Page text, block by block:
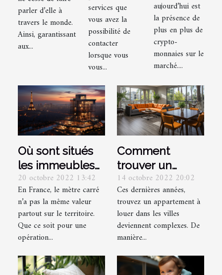
parler d’elle à
travers le monde.
Ainsi, garantissant
aux...
médical
appeler ?
services que
vous avez la
possibilité de
contacter
lorsque vous
vous...
aujourd’hui est
la présence de
plus en plus de
crypto-
monnaies sur le
marché....
Où sont situés
les immeubles
les plus chers
de France ?
20 octobre 2022 13:42
En France, le mètre carré
n’a pas la même valeur
partout sur le territoire.
Que ce soit pour une
opération...
Comment
trouver un
appartement à
louer ?
14 octobre 2022 20:02
Ces dernières années,
trouvez un appartement à
louer dans les villes
deviennent complexes. De
manière...